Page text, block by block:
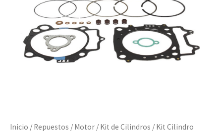
Inicio / Repuestos / Motor / Kit de Cilindros / Kit Cilindro
cantidad